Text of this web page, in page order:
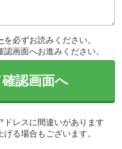
を必ずお読みください。
画面へお進みください。
認画面へ
レスに間違いがあります
る場合もございます。